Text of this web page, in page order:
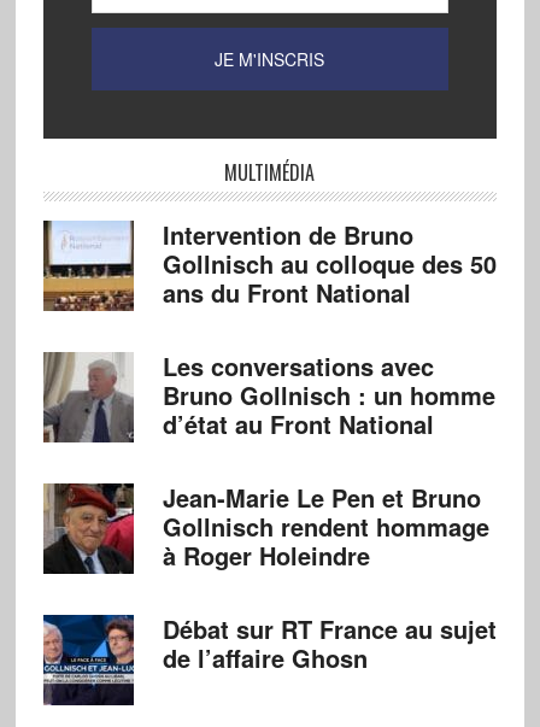
MULTIMÉDIA
Intervention de Bruno
Gollnisch au colloque des 50
ans du Front National
Les conversations avec
Bruno Gollnisch : un homme
d’état au Front National
Jean-Marie Le Pen et Bruno
Gollnisch rendent hommage
à Roger Holeindre
Débat sur RT France au sujet
de l’affaire Ghosn